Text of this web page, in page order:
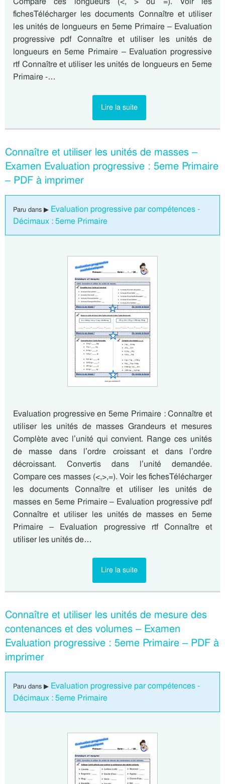
fichesTélécharger les documents Connaître et utiliser
les unités de longueurs en 5eme Primaire – Evaluation
progressive pdf Connaître et utiliser les unités de
longueurs en 5eme Primaire – Evaluation progressive
rtf Connaître et utiliser les unités de longueurs en 5eme
Primaire -…
Lire la suite
Connaître et utiliser les unités de masses –
Examen Evaluation progressive : 5eme Primaire
– PDF à imprimer
Paru dans ▶ Evaluation progressive par compétences -
Décimaux : 5eme Primaire
Evaluation progressive en 5eme Primaire : Connaître et
utiliser les unités de masses Grandeurs et mesures
Complète avec l’unité qui convient. Range ces unités
de masse dans l’ordre croissant et dans l’ordre
décroissant. Convertis dans l’unité demandée.
Compare ces masses (<,>,=). Voir les fichesTélécharger
les documents Connaître et utiliser les unités de
masses en 5eme Primaire – Evaluation progressive pdf
Connaître et utiliser les unités de masses en 5eme
Primaire – Evaluation progressive rtf Connaître et
utiliser les unités de…
Lire la suite
Connaître et utiliser les unités de mesure des
contenances et des volumes – Examen
Evaluation progressive : 5eme Primaire – PDF à
imprimer
Paru dans ▶ Evaluation progressive par compétences -
Décimaux : 5eme Primaire